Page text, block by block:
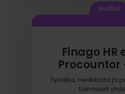
Uutta!
Finago HR
Procountor
Työaika, henkilöstö ja
toimivasti